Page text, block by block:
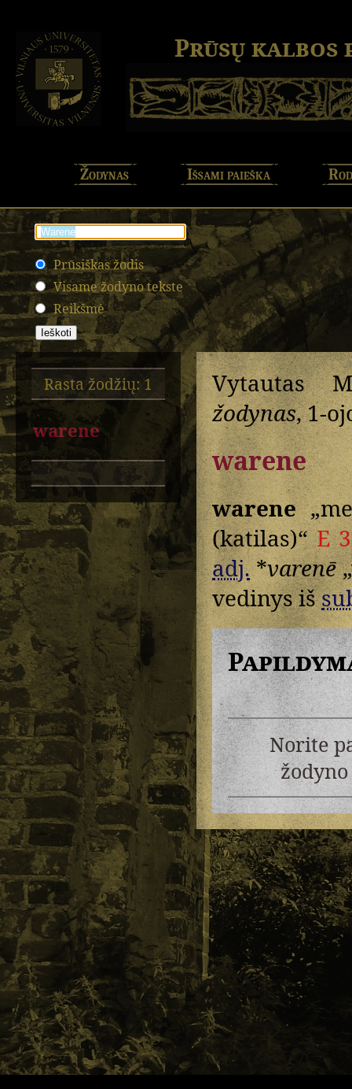
Prūsų kalbos
Žodynas Išsami paieška
Prūsiškas žodis
Visame žodyno tekste
Reikšmė
Rasta žodžių: 1
warene
Vytautas
žodynas, 1-
warene
warene
(katilas)“E
adj.*varenē
vedinys iš
Norite